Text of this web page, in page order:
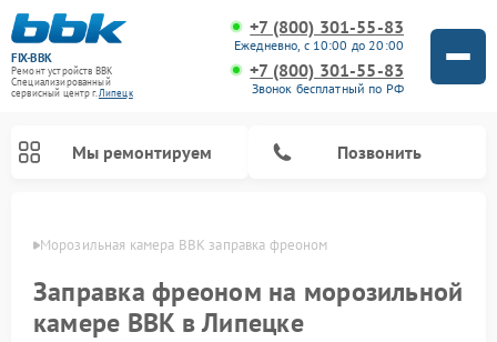
FIX-BBK
Ремонт устройств BBK
Специализированный
cервисный центр г.Липецк
+7 (800) 301-55-83
Ежедневно, с 10:00 до 20:00
+7 (800) 301-55-83
Звонок бесплатный по РФ
Мы ремонтируем Позвонить
Морозильная камера BBK заправка фреоном
Заправка фреоном на морозильной
камере BBK в Липецке